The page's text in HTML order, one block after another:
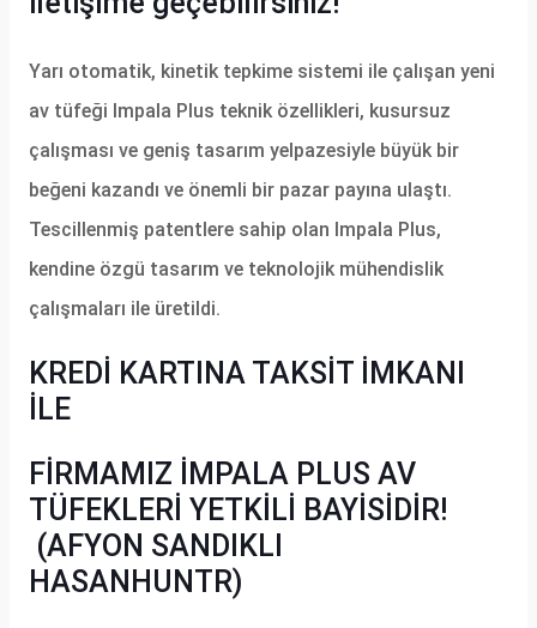
Yarı otomatik, kinetik tepkime sistemi ile çalışan yeni
av tüfeği Impala Plus teknik özellikleri, kusursuz
çalışması ve geniş tasarım yelpazesiyle büyük bir
beğeni kazandı ve önemli bir pazar payına ulaştı.
Tescillenmiş patentlere sahip olan Impala Plus,
kendine özgü tasarım ve teknolojik mühendislik
çalışmaları ile üretildi.
KREDİ KARTINA TAKSİT İMKANI
İLE
FİRMAMIZ İMPALA PLUS AV
TÜFEKLERİ YETKİLİ BAYİSİDİR!
(AFYON SANDIKLI
HASANHUNTR)